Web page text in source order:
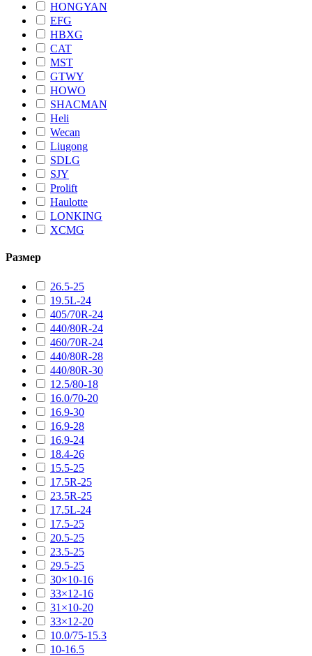
HONGYAN
EFG
HBXG
CAT
MST
GTWY
HOWO
SHACMAN
Heli
Wecan
Liugong
SDLG
SJY
Prolift
Haulotte
LONKING
XCMG
Размер
26.5-25
19.5L-24
405/70R-24
440/80R-24
460/70R-24
440/80R-28
440/80R-30
12.5/80-18
16.0/70-20
16.9-30
16.9-28
16.9-24
18.4-26
15.5-25
17.5R-25
23.5R-25
17.5L-24
17.5-25
20.5-25
23.5-25
29.5-25
30×10-16
33×12-16
31×10-20
33×12-20
10.0/75-15.3
10-16.5